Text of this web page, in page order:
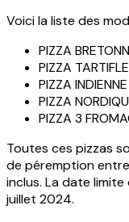
Voici la liste des
PIZZA
PIZZA
PIZZA
PIZZA
PIZZA 3
Toutes ces pizzas
de péremption
inclus. La date
juillet 2024.